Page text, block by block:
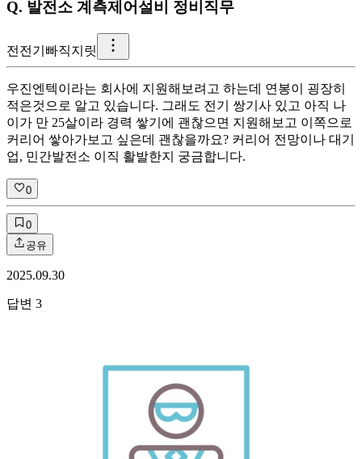
Q. 발전소 계측제어설비 정비직무
전 전기빠직지릿
우진엔텍이라는 회사에 지원해보려고 하는데 연봉이 굉장히
적은것으로 알고 있습니다. 그래도 전기 쌍기사 있고 아직 나
이가 만 25살이라 경력 쌓기에 괜찮으면 지원해보고 이쪽으로
커리어 쌓아가보고 싶은데 괜찮을까요? 커리어 전망이나 대기
업, 민간발전소 이직 활발한지 궁금합니다.
0
0
공유
2025.09.30
답변 3